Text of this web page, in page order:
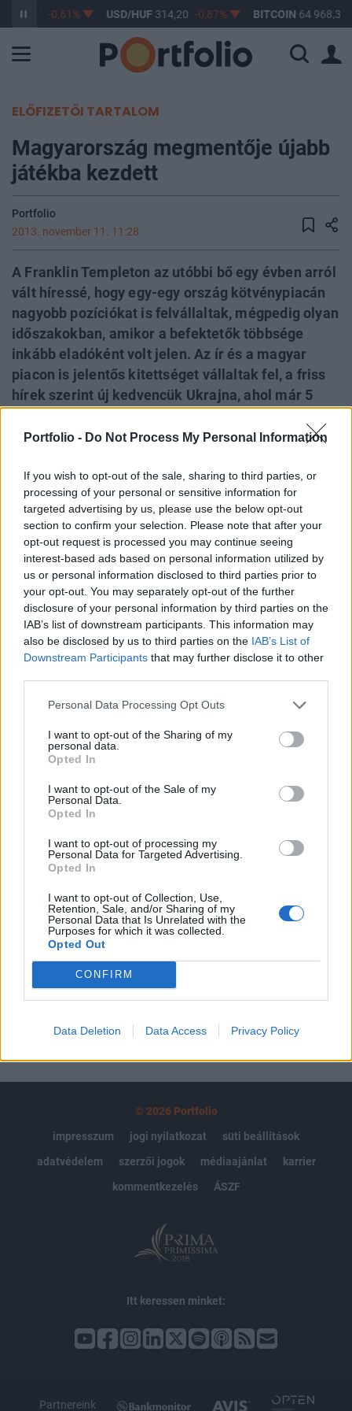
Portfolio - Do Not Process My Personal Information
If you wish to opt-out of the sale, sharing to third parties, or
processing of your personal or sensitive information for
targeted advertising by us, please use the below opt-out
section to confirm your selection. Please note that after your
opt-out request is processed you may continue seeing
interest-based ads based on personal information utilized by
us or personal information disclosed to third parties prior to
your opt-out. You may separately opt-out of the further
disclosure of your personal information by third parties on the
IAB’s list of downstream participants. This information may
also be disclosed by us to third parties on the IAB’s List of
Downstream Participants that may further disclose it to other
Personal Data Processing Opt Outs
I want to opt-out of the Sharing of my
personal data.
Opted In
I want to opt-out of the Sale of my
Personal Data.
Opted In
I want to opt-out of processing my
Personal Data for Targeted Advertising.
Opted In
I want to opt-out of Collection, Use,
Retention, Sale, and/or Sharing of my
Personal Data that Is Unrelated with the
Purposes for which it was collected.
Opted Out
CONFIRM
Data Deletion Data Access Privacy Policy
363,17 -0,61% USD/HUF314,20 -0,87% BITCOIN 64 968,31
ELŐFIZETŐI TARTALOM
Magyarország megmentője újabb
játékba kezdett
Portfolio
2013. november 11. 11:28
A Franklin Templeton az utóbbi bő egy évben arról
vált híressé, hogy egy-egy ország kötvénypiacán
nagyobb pozíciókat is felvállaltak, mégpedig olyan
időszakokban, amikor a befektetők többsége
inkább eladóként volt jelen. Az ír és a magyar
piacon is jelentős kitettséget vállaltak fel, a friss
hírek szerint új kedvencük Ukrajna, ahol már 5
devizás kötvényállomány ötöde. Szakértők szerint
ukrán gazdaság szenved, többek szerint csak idő
kérdése, és külső segítséget kell igénybe venniük
- írja a Financial Times.
Amerika egyik legnagyobb alapkezelője, a Franklin
Templeton sokak számára ismerős lehet, ugyanis a
sztármenedzserük, Michael Hasenstab a magyar
kötvénypiacon a legnagyobb szereplőnek számít, több
alapjukban összességében a magyar adósság tizedét
tartják. A portfólió-menedzser többször azt hangoztatta,
hogy azokat a piacokat szereti, amelyeket más nem, hiszen
nagy nyereség megszerzésének...
KEDVES OLVASÓNK!
A keresett cikk a portfolio.hu hírarchívumához
tartozik, melynek olvasása előfizetéses
regisztrációhoz kötött.
Portfolio.hu teljes cikkarchívum
Kötéslisták: BÉT elmúlt 2 év napon belüli
kötéslistái
Előfizetés
MÁR ELŐFIZETŐNK VAGY?
© 2026 Portfolio
impresszum
jogi nyilatkozat
süti beállítások
adatvédelem
szerzői jogok médiaajánlat
karrier
kommentkezelés
ÁSZF
Itt keressen minket:
Partnereink